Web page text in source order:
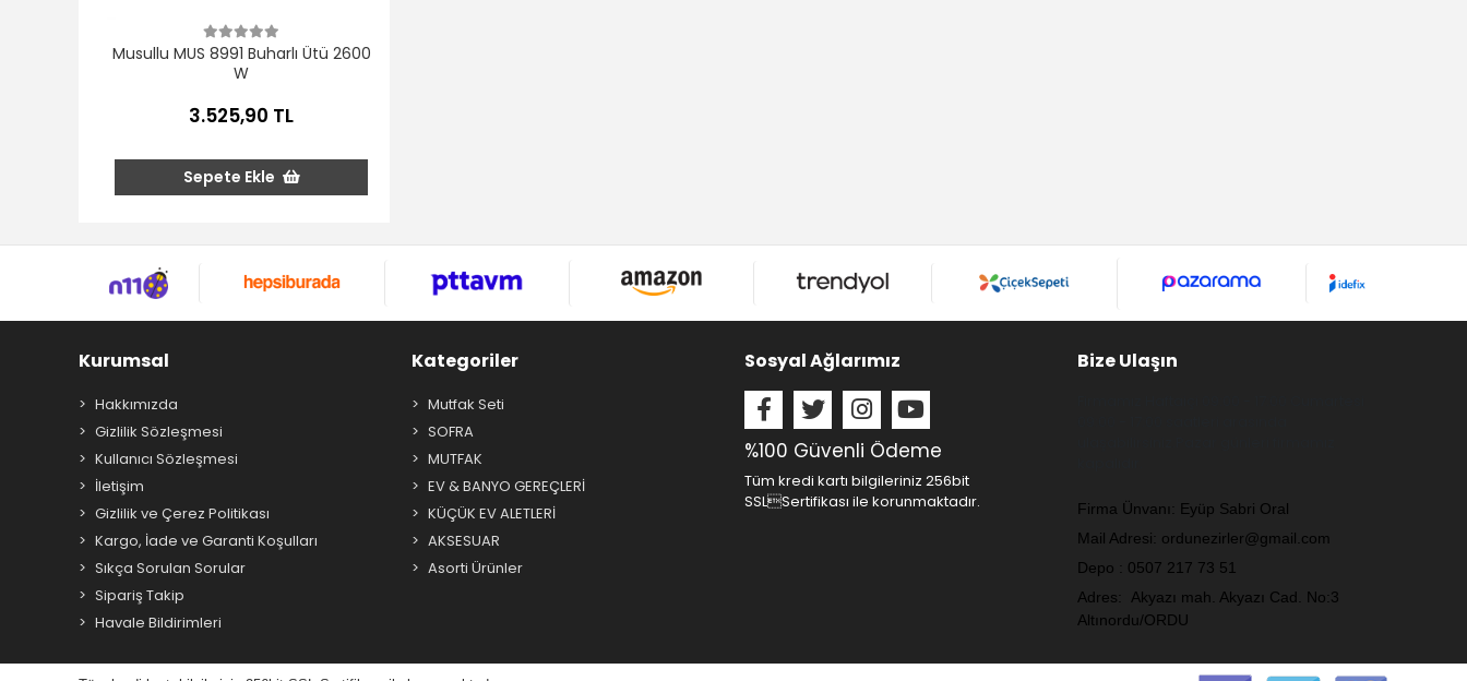
Musullu MUS 8991 Buharlı Ütü 2600
W
3.525,90 TL
Sepete Ekle
Kurumsal
Hakkımızda
Gizlilik Sözleşmesi
Kullanıcı Sözleşmesi
İletişim
Gizlilik ve Çerez Politikası
Kargo, İade ve Garanti Koşulları
Sıkça Sorulan Sorular
Sipariş Takip
Havale Bildirimleri
Kategoriler
Mutfak Seti
SOFRA
MUTFAK
EV & BANYO GEREÇLERİ
KÜÇÜK EV ALETLERİ
AKSESUAR
Asorti Ürünler
Sosyal Ağlarımız
%100 Güvenli Ödeme
Tüm kredi kartı bilgileriniz 256bit
SSLSertifikası ile korunmaktadır.
Bize Ulaşın
Firma Ünvanı: Eyüp Sabri Oral
Mail Adresi: ordunezirler@gmail.com
Depo : 0507 217 73 51
Adres: Akyazı mah. Akyazı Cad. No:3
Altınordu/ORDU